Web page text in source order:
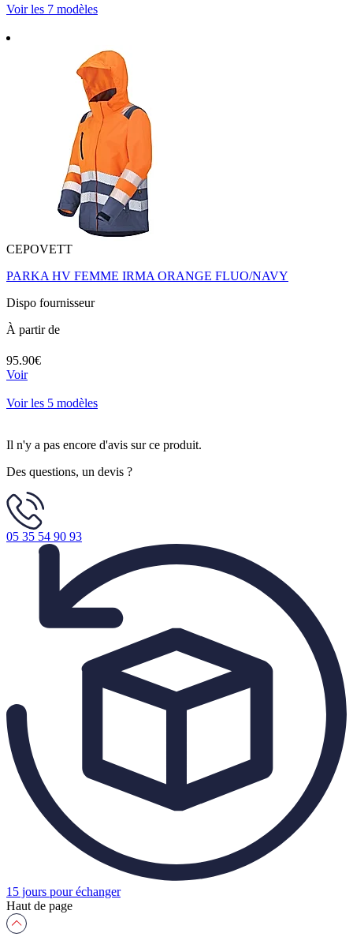
Voir les 7 modèles
CEPOVETT
PARKA HV FEMME IRMA ORANGE FLUO/NAVY
Dispo fournisseur
À partir de
95.90€
Voir
Voir les 5 modèles
Il n'y a pas encore d'avis sur ce produit.
Des questions, un devis ?
05 35 54 90 93
15 jours pour échanger
Haut de page